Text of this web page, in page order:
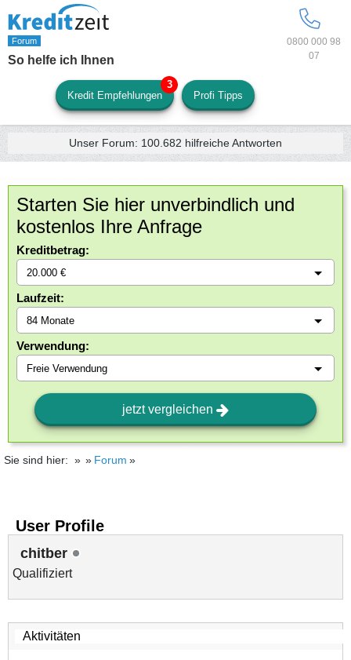
0800 000 98
07
So helfe ich Ihnen
Kredit Empfehlungen Profi Tipps
Unser Forum: 100.682 hilfreiche Antworten
Starten Sie hier unverbindlich und
kostenlos Ihre Anfrage
Kreditbetrag:
Laufzeit:
Verwendung:
jetzt vergleichen
Sie sind hier: Forum
User Profile
chitber
Qualifiziert